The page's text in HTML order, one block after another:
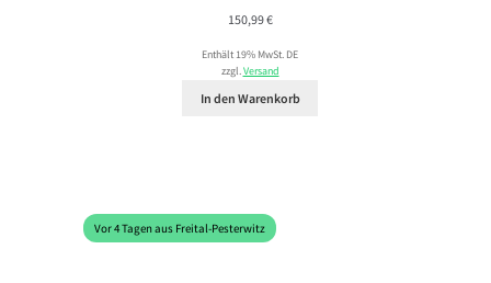
150,99€
Enthält 19% MwSt. DE
zzgl.Versand
In den Warenkorb
Vor 4 Tagen aus Freital-Pesterwitz